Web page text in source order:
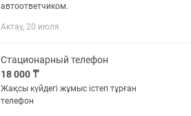
автоответчиком.
Актау, 20 июля
Стационарный телефон
18 000 ₸
Жақсы күйдегі жұмыс істеп тұрған
телефон